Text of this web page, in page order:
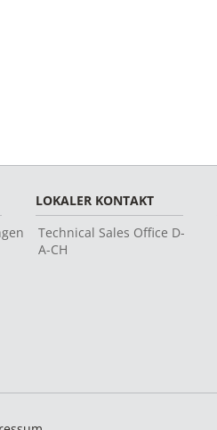
LOKALER KONTAKT
Technical Sales Office D-
A-CH